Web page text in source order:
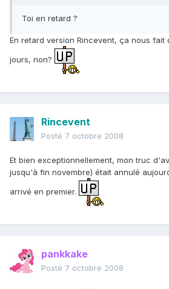
Toi en retard ?
En retard version Rincevent, ça nous fait
jours, non?
Rincevent
Posté 7 octobre 2008
Et bien exceptionnellement, mon truc
jusqu'à fin novembre) était annulé
arrivé en premier.
pankkake
Posté 7 octobre 2008